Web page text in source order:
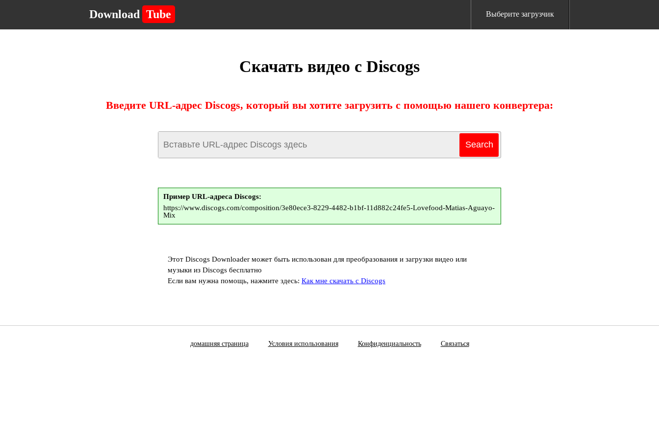
Download Tube Выберите загрузчик
Скачать видео с Discogs
Введите URL-адрес Discogs, который вы хотите загрузить с помощью нашего конвертера:
Пример URL-адреса Discogs:
https://www.discogs.com/composition/3e80ece3-8229-4482-b1bf-11d882c24fe5-Lovefood-Matias-Aguayo-
Mix
Этот Discogs Downloader может быть использован для преобразования и загрузки видео или
музыки из Discogs бесплатно
Если вам нужна помощь, нажмите здесь: Как мне скачать с Discogs
домашняя страница Условия использования Конфиденциальность Связаться